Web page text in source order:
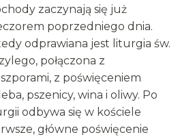
zaczynają się już
poprzedniego dnia.
odprawiana jest liturgia św.
połączona z
z poświęceniem
pszenicy, wina i oliwy. Po
odbywa się w kościele
główne poświęcenie